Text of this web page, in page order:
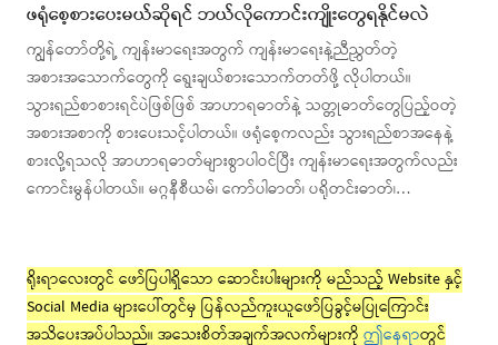
ဖရုံစေ့စားပေးမယ်ဆိုရင် ဘယ်လိုကောင်းကျိုးတွေရနိုင်မလဲ
ကျွန်တော်တို့ရဲ့ ကျန်းမာရေးအတွက် ကျန်းမာရေးနဲ့ညီညွှတ်တဲ့
အစားအသောက်တွေကို ရွေးချယ်စားသောက်တတ်ဖို့ လိုပါတယ်။
သွားရည်စာစားရင်ပဲဖြစ်ဖြစ် အာဟာရဓာတ်နဲ့ သတ္တုဓာတ်တွေပြည့်ဝတဲ့
အစားအစာကို စားပေးသင့်ပါတယ်။ ဖရုံစေ့ကလည်း သွားရည်စာအနေနဲ့
စားလို့ရသလို အာဟာရဓာတ်များစွာပါဝင်ပြီး ကျန်းမာရေးအတွက်လည်း
ကောင်းမွန်ပါတယ်။ မဂ္ဂနီစီယမ်၊ ကော်ပါဓာတ်၊ ပရိုတင်းဓာတ်၊…
ရိုးရာလေးတွင် ဖော်ပြပါရှိသော ဆောင်းပါးများကို မည်သည့် Website နှင့်
Social Media များပေါ်တွင်မှ ပြန်လည်ကူးယူဖော်ပြခွင့်မပြုကြောင်း
အသိပေးအပ်ပါသည်။ အသေးစိတ်အချက်အလက်များကို ဤနေရာတွင်